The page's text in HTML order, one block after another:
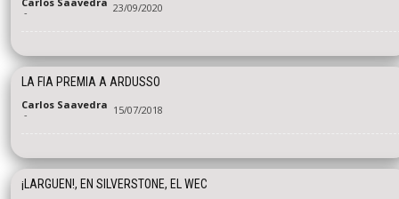
- 23/09/2020
LA FIA PREMIA A ARDUSSO
Carlos Saavedra
- 15/07/2018
¡LARGUEN!, EN SILVERSTONE, EL WEC